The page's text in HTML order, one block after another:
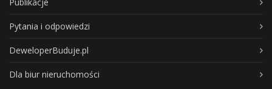
Pytania i odpowiedzi
DeweloperBuduje.pl
Dla biur nieruchomości